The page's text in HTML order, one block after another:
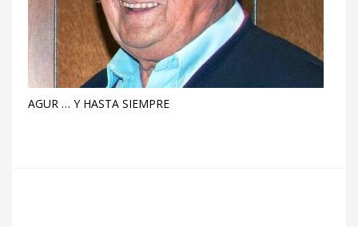
AGUR … Y HASTA SIEMPRE